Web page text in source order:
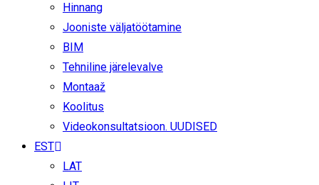
Hinnang
Jooniste väljatöötamine
BIM
Tehniline järelevalve
Montaaž
Koolitus
Videokonsultatsioon. UUDISED
EST
LAT